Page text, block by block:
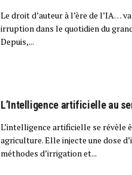
Le droit d’auteur à l’ère de l’IA…
irruption dans le quotidien du
Depuis,...
L’Intelligence artificielle au
L’intelligence artificielle se révèle
agriculture. Elle injecte une dose
méthodes d’irrigation et...